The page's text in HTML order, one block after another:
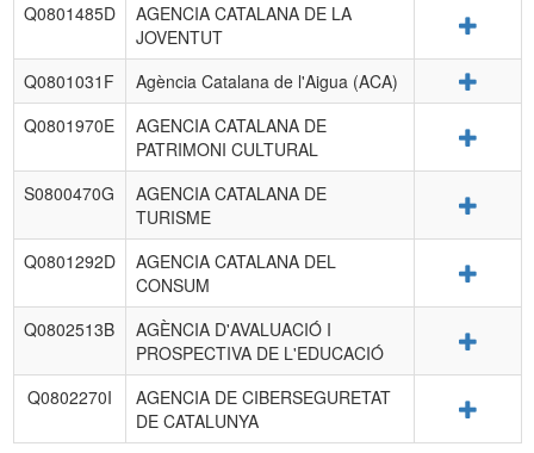
Q0801485D
AGENCIA CATALANA DE LA
JOVENTUT
Q0801031F Agència Catalana de l'Aigua (ACA)
Q0801970E
AGENCIA CATALANA DE
PATRIMONI CULTURAL
S0800470G
AGENCIA CATALANA DE
TURISME
Q0801292D
AGENCIA CATALANA DEL
CONSUM
Q0802513B
AGÈNCIA D'AVALUACIÓ I
PROSPECTIVA DE L'EDUCACIÓ
Q0802270I
AGENCIA DE CIBERSEGURETAT
DE CATALUNYA